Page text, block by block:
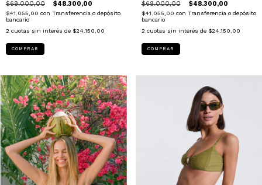
$69.000,00 $48.300,00
$41.055,00 con Transferencia o depósito
bancario
2 cuotas sin interés de $24.150,00
COMPRAR
$69.000,00 $48.300,00
$41.055,00 con Transferencia o depósito
bancario
2 cuotas sin interés de $24.150,00
COMPRAR